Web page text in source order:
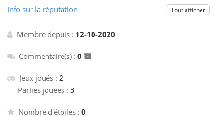
Info sur la réputation Tout afficher
Membre depuis : 12-10-2020
Commentaire(s) : 0
Jeux joués : 2
Parties jouées : 3
Nombre d'étoiles : 0